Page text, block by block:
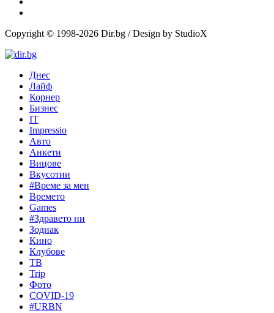
Copyright © 1998-2026 Dir.bg / Design by StudioX
Днес
Лайф
Корнер
Бизнес
IT
Impressio
Авто
Анкети
Вицове
Вкусотии
#Време за мен
Времето
Games
#Здравето ни
Зодиак
Кино
Клубове
ТВ
Trip
Фото
COVID-19
#URBN